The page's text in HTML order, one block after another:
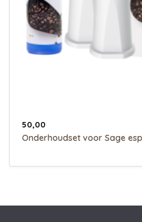
50,00
Onderhoudset voor Sage